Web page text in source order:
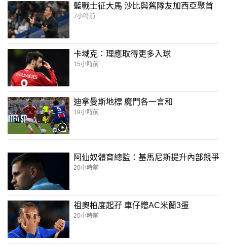
藍戰士征大馬 沙比與舊隊友加西亞聚首
7小時前
卡域克：理應取得更多入球
15小時前
迪拿曼斯地標 魔門各一言和
19小時前
阿仙奴體育總監：基馬尼斯提升內部競爭
20小時前
祖奧柏度起孖 車仔贈AC米蘭3蛋
20小時前